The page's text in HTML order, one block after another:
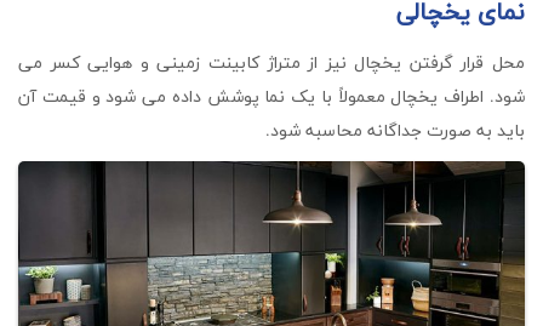
نمای یخچالی
محل قرار گرفتن یخچال نیز از متراژ کابینت زمینی و هوایی کسر می
شود. اطراف یخچال معمولاً با یک نما پوشش داده می شود و قیمت آن
باید به صورت جداگانه محاسبه شود.